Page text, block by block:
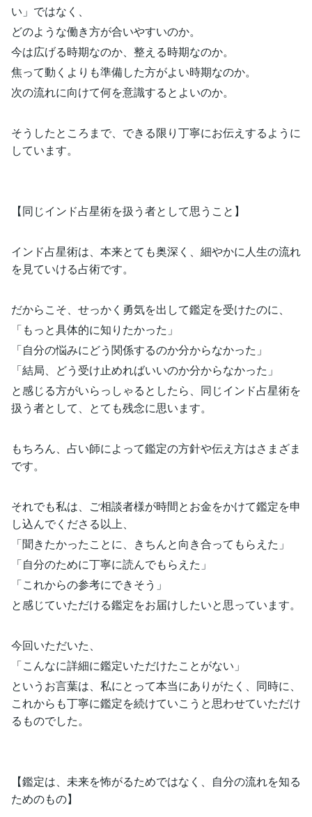
い」ではなく、
どのような働き方が合いやすいのか。
今は広げる時期なのか、整える時期なのか。
焦って動くよりも準備した方がよい時期なのか。
次の流れに向けて何を意識するとよいのか。
そうしたところまで、できる限り丁寧にお伝えするように
しています。
【同じインド占星術を扱う者として思うこと】
インド占星術は、本来とても奥深く、細やかに人生の流れ
を見ていける占術です。
だからこそ、せっかく勇気を出して鑑定を受けたのに、
「もっと具体的に知りたかった」
「自分の悩みにどう関係するのか分からなかった」
「結局、どう受け止めればいいのか分からなかった」
と感じる方がいらっしゃるとしたら、同じインド占星術を
扱う者として、とても残念に思います。
もちろん、占い師によって鑑定の方針や伝え方はさまざま
です。
それでも私は、ご相談者様が時間とお金をかけて鑑定を申
し込んでくださる以上、
「聞きたかったことに、きちんと向き合ってもらえた」
「自分のために丁寧に読んでもらえた」
「これからの参考にできそう」
と感じていただける鑑定をお届けしたいと思っています。
今回いただいた、
「こんなに詳細に鑑定いただけたことがない」
というお言葉は、私にとって本当にありがたく、同時に、
これからも丁寧に鑑定を続けていこうと思わせていただけ
るものでした。
【鑑定は、未来を怖がるためではなく、自分の流れを知る
ためのもの】